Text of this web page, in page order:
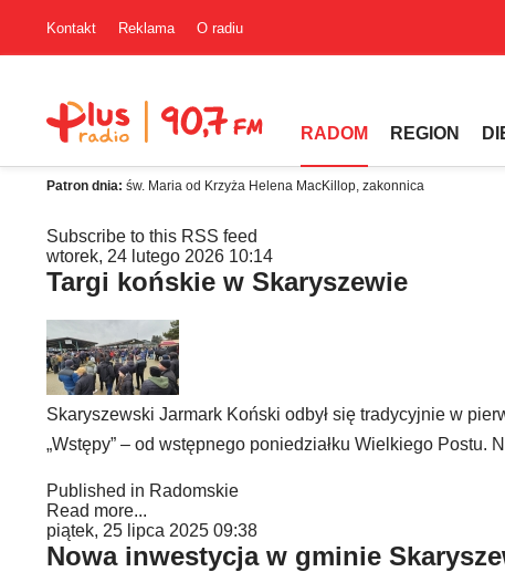
Kontakt Reklama O radiu
RADOM REGION
Patron dnia: św. Maria od Krzyża Helena MacKillop, zakonnica
Subscribe to this RSS feed
wtorek, 24 lutego 2026 10:14
Targi końskie w Skaryszewie
Skaryszewski Jarmark Koński odbył się tradycyjnie w
„Wstępy” – od wstępnego poniedziałku Wielkiego Postu.
Published in Radomskie
Read more...
piątek, 25 lipca 2025 09:38
Nowa inwestycja w gminie